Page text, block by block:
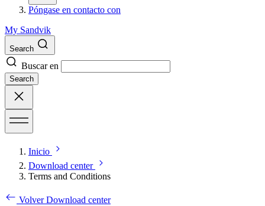
Póngase en contacto con
My Sandvik
Search
Buscar en
Search
Inicio
Download center
Terms and Conditions
Volver Download center